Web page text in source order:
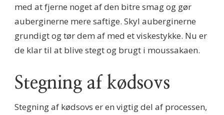
med at fjerne noget af den bitre smag og gør
auberginerne mere saftige. Skyl auberginerne
grundigt og tør dem af med et viskestykke. Nu er
de klar til at blive stegt og brugt i moussakaen.
Stegning af kødsovs
Stegning af kødsovs er en vigtig del af processen,